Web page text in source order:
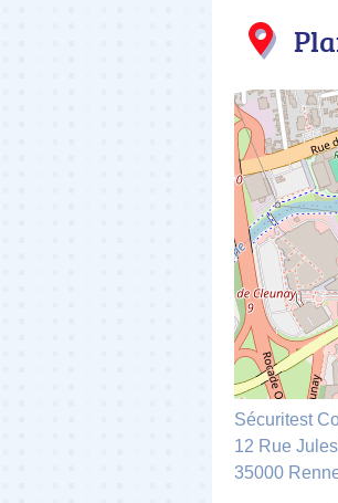
Sécuritest
12 Rue
35000